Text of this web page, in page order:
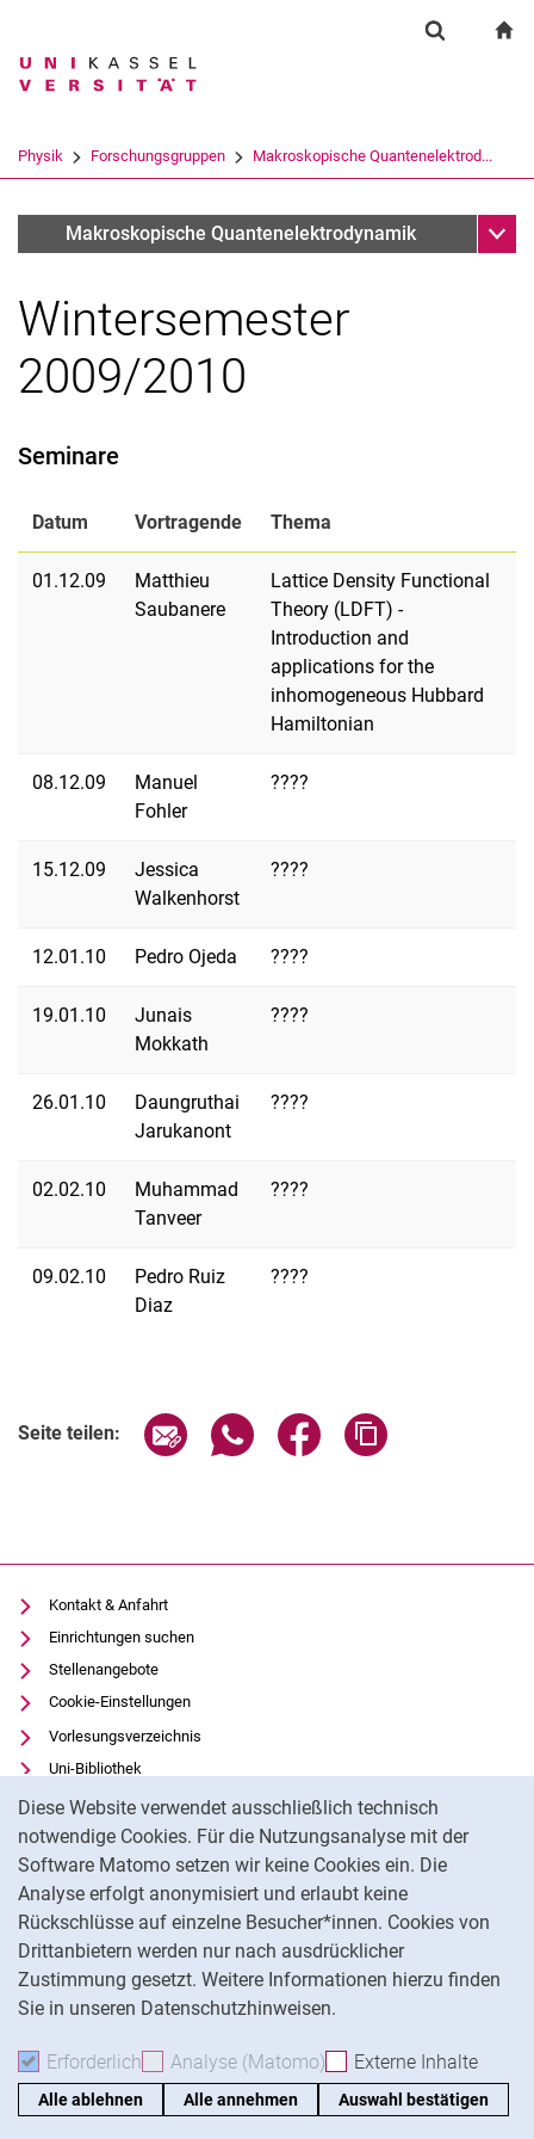
Springe direkt zu: Inhalt
Springe direkt zu: Suche
Springe direkt zu:
Diese Website verwendet ausschließlich technisch
notwendige Cookies. Für die Nutzungsanalyse mit der
Software Matomo setzen wir keine Cookies ein. Die
Analyse erfolgt anonymisiert und erlaubt keine
Rückschlüsse auf einzelne Besucher*innen. Cookies von
Drittanbietern werden nur nach ausdrücklicher
Zustimmung gesetzt. Weitere Informationen hierzu finden
Sie in unseren Datenschutzhinweisen.
Erforderlich Erforderliche Cookies akzeptieren
Analyse (Matomo) Analyse-Cookies
Externe Inhalte
Alle ablehnen Alle annehmen Auswahl bestätigen
Suchbegriff
Suchen (öffnet externen Link in einem
Physik Forschungsgruppen Makroskopische Quantenelektrod...
Theoriekolloquium
Makroskopische Quantenelektrodynamik
Wintersemester
2009/2010
Seminare
Datum Vortragende Thema
01.12.09
Matthieu
Saubanere
Lattice Density Functional
Theory (LDFT) -
Introduction and
applications for the
inhomogeneous Hubbard
Hamiltonian
08.12.09
Manuel
Fohler
????
15.12.09
Jessica
Walkenhorst
????
12.01.10 Pedro Ojeda ????
19.01.10
Junais
Mokkath
????
26.01.10
Daungruthai
Jarukanont
????
02.02.10
Muhammad
Tanveer
????
09.02.10
Pedro Ruiz
Diaz
????
Seite teilen: Seite über E-Mail teilen
Seite über WhatsApp teilen
Seite über Facebook
Kontakt & Anfahrt
Einrichtungen suchen
Stellenangebote
Cookie-Einstellungen
Vorlesungsverzeichnis
Uni-Bibliothek
Moodle
Panopto
Datenschutz
Barrierefreiheit
Transparenter KI-Einsatz